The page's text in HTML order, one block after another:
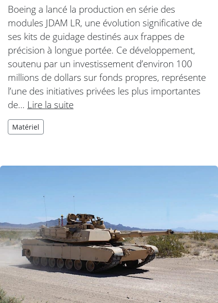
Boeing a lancé la production en série des
modules JDAM LR, une évolution significative de
ses kits de guidage destinés aux frappes de
précision à longue portée. Ce développement,
soutenu par un investissement d’environ 100
millions de dollars sur fonds propres, représente
l’une des initiatives privées les plus importantes
de… Lire la suite
Matériel